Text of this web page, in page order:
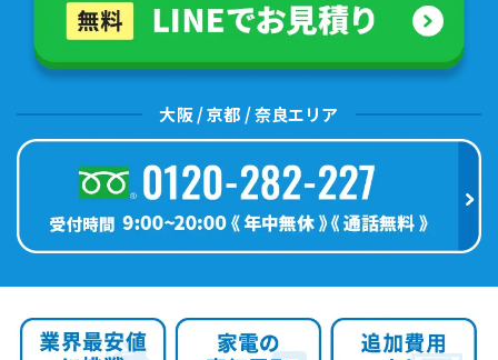
大阪 / 京都 / 奈良エリア